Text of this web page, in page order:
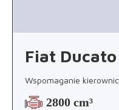
Fiat Ducato
Wspomaganie
2800 cm³